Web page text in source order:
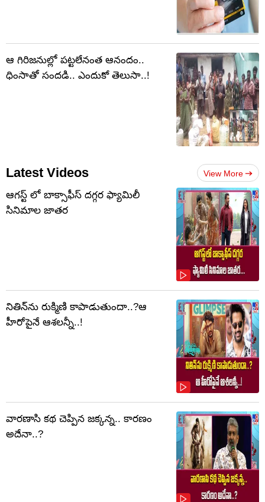
ఆ గిరిజనుల్లో పట్టలేనంత ఆనందం..
ధింసాతో సందడి.. ఎందుకో తెలుసా..!
Latest Videos View More
ఆగస్ట్ లో బాక్సాఫీస్ దగ్గర ఫ్యామిలీ
సినిమాల జాతర
నితిన్‌ను రుక్మిణి కాపాడుతుందా..?ఆ
హీరోపైనే ఆశలన్నీ..!
వారణాసి కథ చెప్పిన జక్కన్న.. కారణం
అదేనా..?